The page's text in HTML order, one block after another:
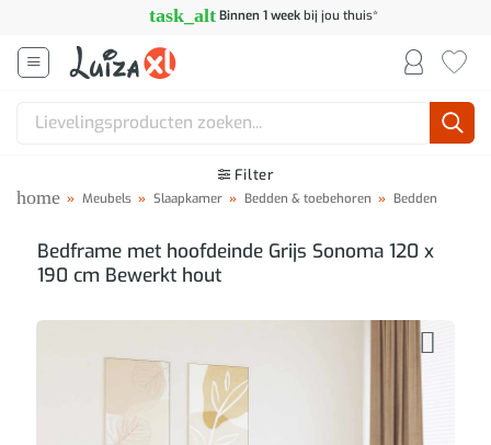
inhoud
task_alt Binnen 1 weekbij jou thuis*
Zoeken
Filter
home » Meubels » Slaapkamer » Bedden & toebehoren » Bedden
Bedframe met hoofdeinde Grijs Sonoma 120 x
190 cm Bewerkt hout